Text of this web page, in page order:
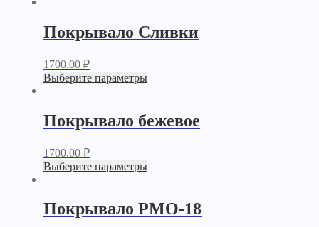
Покрывало Сливки
1700.00 ₽
Выберите параметры
Покрывало бежевое
1700.00 ₽
Выберите параметры
Покрывало PМО-18